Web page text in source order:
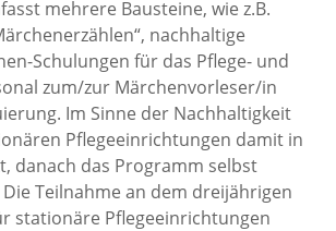
mehrere Bausteine, wie z.B.
nachhaltige
Schulungen für das Pflege- und
zum/zur Märchenvorleser/in
Im Sinne der Nachhaltigkeit
Pflegeeinrichtungen damit in
danach das Programm selbst
Teilnahme an dem dreijährigen
stationäre Pflegeeinrichtungen